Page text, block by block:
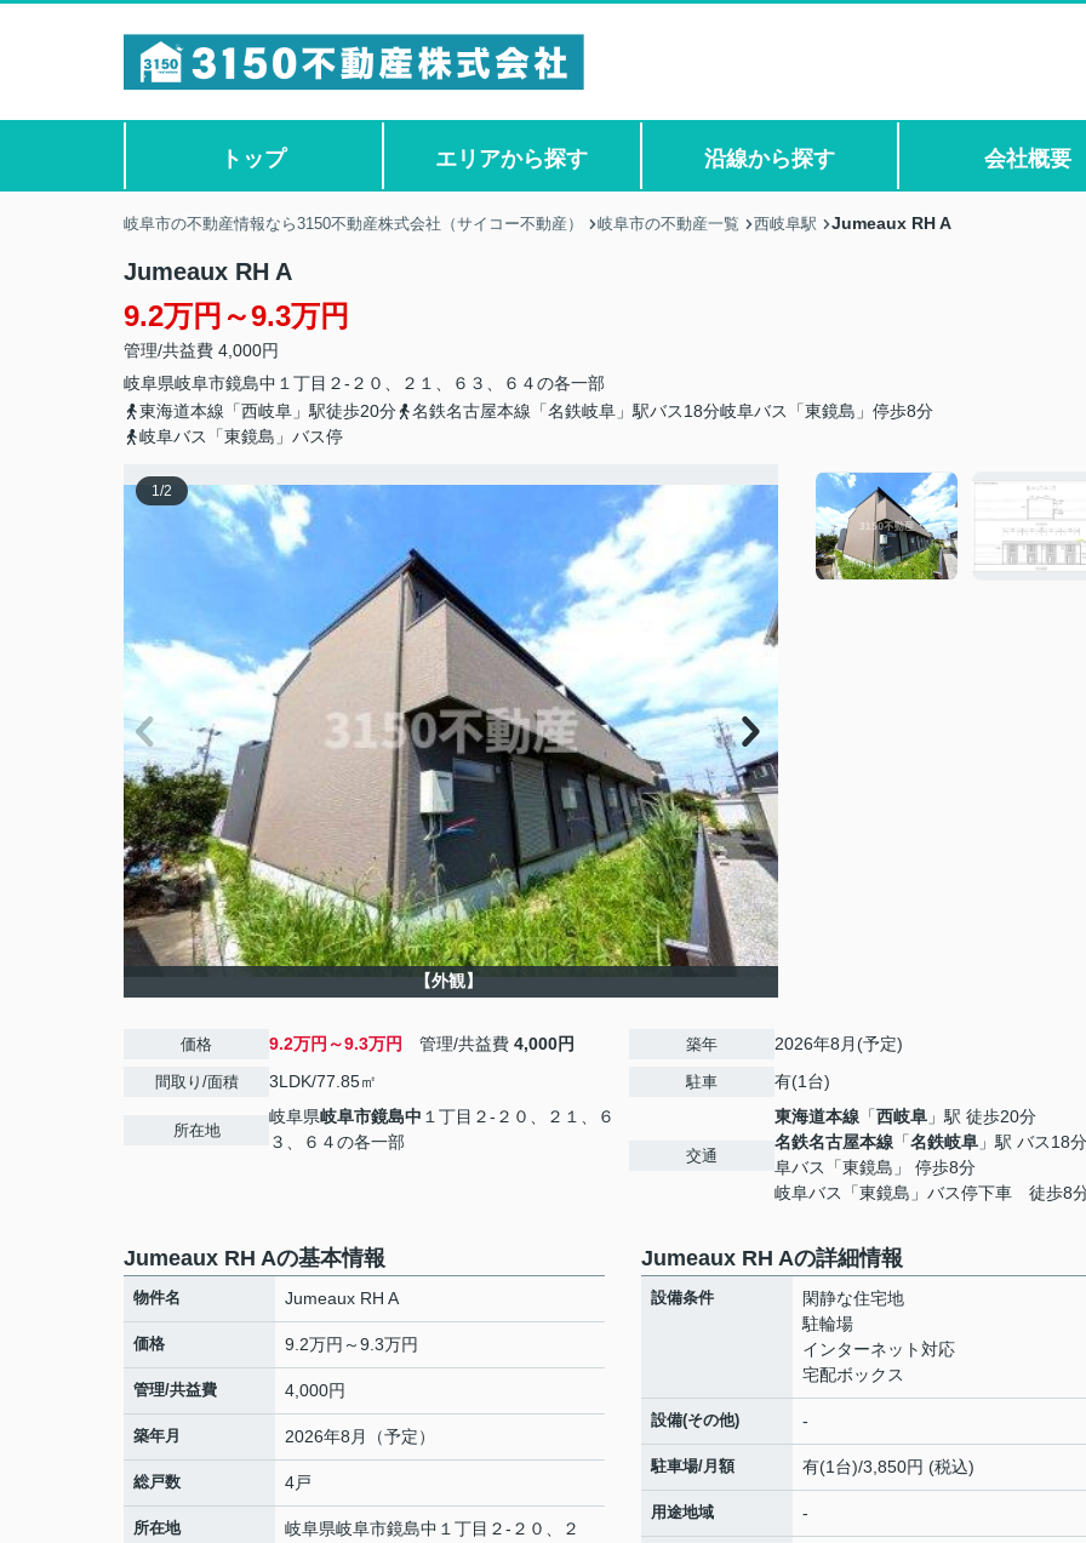
トップ エリアから探す 沿線から探す 会社概要
岐阜市の不動産情報なら3150不動産株式会社（サイコー不動産） 岐阜市の不動産一覧 西岐阜駅 Jumeaux RH A
Jumeaux RH A
9.2万円～9.3万円
管理/共益費 4,000円
岐阜県岐阜市鏡島中 １丁目２-２０、２１、６３、６４の各一部
東海道本線「西岐阜」駅徒歩20分
名鉄名古屋本線「名鉄岐阜」駅バス18分岐阜バス「東鏡島」停歩8分
岐阜バス「東鏡島」バス停
1/2
【外観】
価格 9.2万円～9.3万円 管理/共益費 4,000円
間取り/面積 3LDK/77.85㎡
所在地
岐阜県岐阜市鏡島中 １丁目２-２０、２１、６
３、６４の各一部
築年 2026年8月(予定)
駐車 有(1台)
交通
東海道本線 「西岐阜 」駅 徒歩20分
名鉄名古屋本線 「名鉄岐阜 」駅 バス18
阜バス「東鏡島」 停歩8分
岐阜バス「東鏡島」バス停下車 徒歩8
Jumeaux RH Aの基本情報
物件名 Jumeaux RH A
価格 9.2万円～9.3万円
管理/共益費 4,000円
築年月 2026年8月（予定）
総戸数 4戸
所在地 岐阜県岐阜市鏡島中 １丁目２-２０、２
Jumeaux RH Aの詳細情報
設備条件
閑静な住宅地
駐輪場
インターネット対応
宅配ボックス
設備(その他) -
駐車場/月額 有(1台)/3,850円 (税込)
用途地域 -